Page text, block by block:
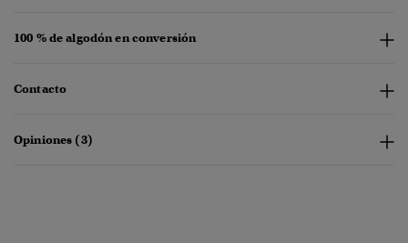
100 % de algodón en conversión
Contacto
Opiniones (3)